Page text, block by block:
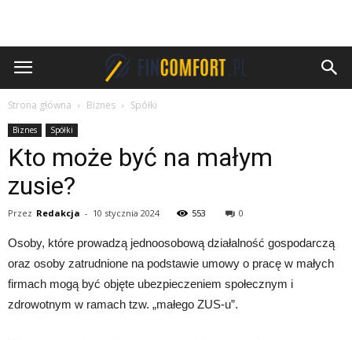
FinComfort.pl
Strona główna Biznes Spółki
Biznes Spółki
Kto może być na małym
zusie?
Przez Redakcja - 10 stycznia 2024 553 0
Osoby, które prowadzą jednoosobową działalność gospodarczą
oraz osoby zatrudnione na podstawie umowy o pracę w małych
firmach mogą być objęte ubezpieczeniem społecznym i
zdrowotnym w ramach tzw. „małego ZUS-u”.